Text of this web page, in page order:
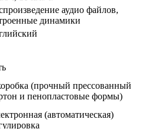
аудио файлов,
динамики
(прочный прессованный
и пеноплаcтовые формы)
(автоматическая)